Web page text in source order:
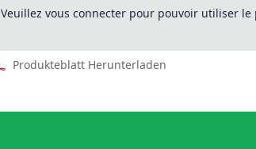
Veuillez vous connecter pour pouvoir utiliser
Produkteblatt Herunterladen